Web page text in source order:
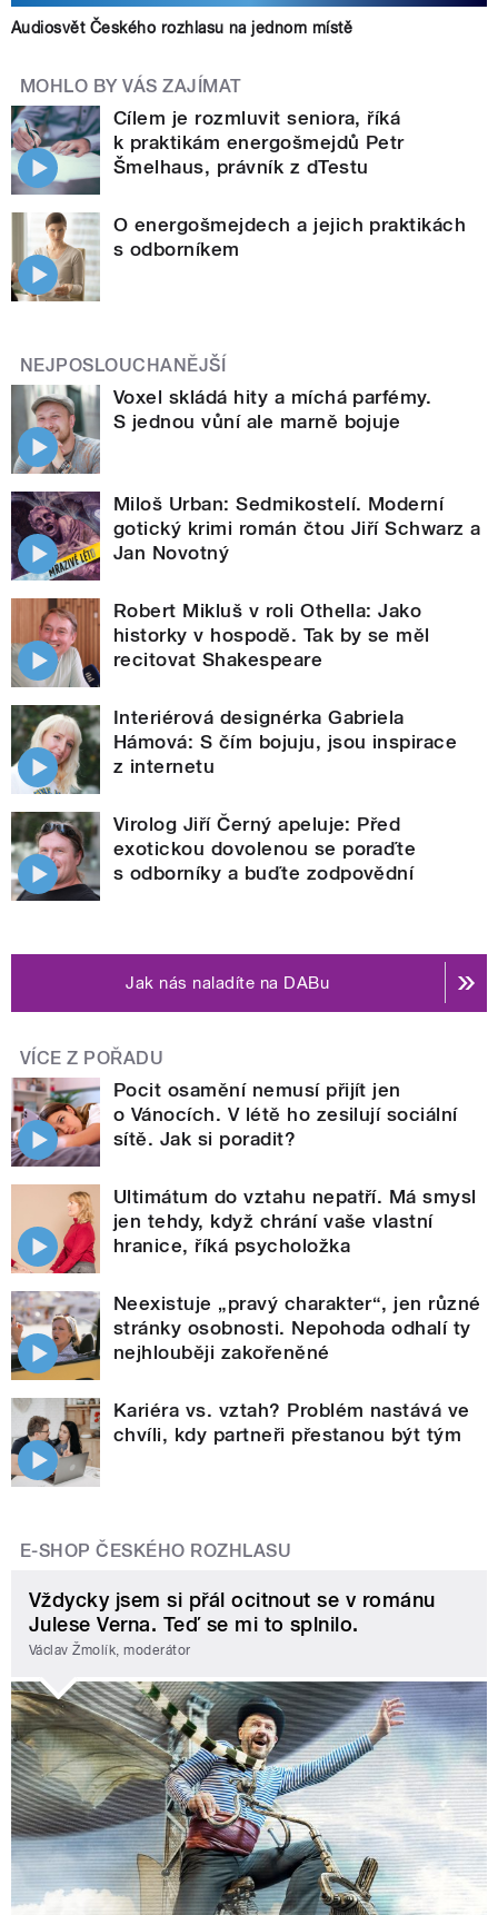
Audiosvět Českého rozhlasu na jednom místě
MOHLO BY VÁS ZAJÍMAT
Cílem je rozmluvit seniora, říká
k praktikám energošmejdů Petr
Šmelhaus, právník z dTestu
O energošmejdech a jejich praktikách
s odborníkem
NEJPOSLOUCHANĚJŠÍ
Voxel skládá hity a míchá parfémy.
S jednou vůní ale marně bojuje
Miloš Urban: Sedmikostelí. Moderní
gotický krimi román čtou Jiří Schwarz a
Jan Novotný
Robert Mikluš v roli Othella: Jako
historky v hospodě. Tak by se měl
recitovat Shakespeare
Interiérová designérka Gabriela
Hámová: S čím bojuju, jsou inspirace
z internetu
Virolog Jiří Černý apeluje: Před
exotickou dovolenou se poraďte
s odborníky a buďte zodpovědní
Jak nás naladíte na DABu
VÍCE Z POŘADU
Pocit osamění nemusí přijít jen
o Vánocích. V létě ho zesilují sociální
sítě. Jak si poradit?
Ultimátum do vztahu nepatří. Má smysl
jen tehdy, když chrání vaše vlastní
hranice, říká psycholožka
Neexistuje „pravý charakter“, jen různé
stránky osobnosti. Nepohoda odhalí ty
nejhlouběji zakořeněné
Kariéra vs. vztah? Problém nastává ve
chvíli, kdy partneři přestanou být tým
E-SHOP ČESKÉHO ROZHLASU
Vždycky jsem si přál ocitnout se v románu
Julese Verna. Teď se mi to splnilo.
Václav Žmolík, moderátor